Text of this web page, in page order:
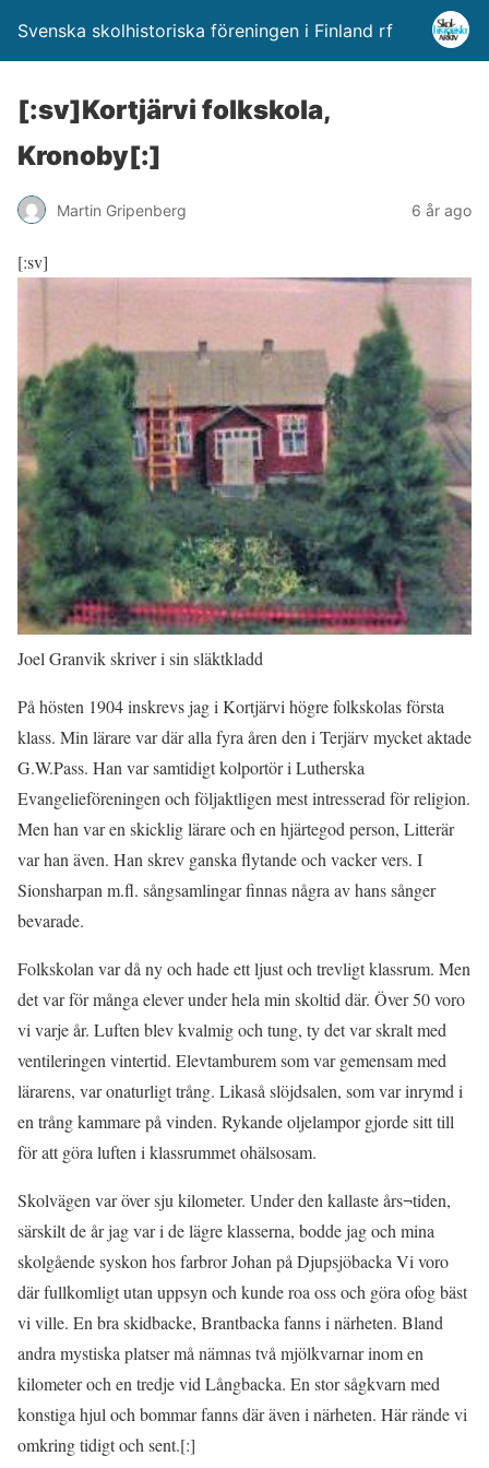
Svenska skolhistoriska föreningen i Finland rf
[:sv]Kortjärvi folkskola,
Kronoby[:]
Martin Gripenberg 6 år ago
[:sv]
Joel Granvik skriver i sin släktkladd
På hösten 1904 inskrevs jag i Kortjärvi högre folkskolas första
klass. Min lärare var där alla fyra åren den i Terjärv mycket aktade
G.W.Pass. Han var samtidigt kolportör i Lutherska
Evangelieföreningen och följaktligen mest intresserad för religion.
Men han var en skicklig lärare och en hjärtegod person, Litterär
var han även. Han skrev ganska flytande och vacker vers. I
Sionsharpan m.fl. sångsamlingar finnas några av hans sånger
bevarade.
Folkskolan var då ny och hade ett ljust och trevligt klassrum. Men
det var för många elever under hela min skoltid där. Över 50 voro
vi varje år. Luften blev kvalmig och tung, ty det var skralt med
ventileringen vintertid. Elevtamburem som var gemensam med
lärarens, var onaturligt trång. Likaså slöjdsalen, som var inrymd i
en trång kammare på vinden. Rykande oljelampor gjorde sitt till
för att göra luften i klassrummet ohälsosam.
Skolvägen var över sju kilometer. Under den kallaste års¬tiden,
särskilt de år jag var i de lägre klasserna, bodde jag och mina
skolgående syskon hos farbror Johan på Djupsjöbacka Vi voro
där fullkomligt utan uppsyn och kunde roa oss och göra ofog bäst
vi ville. En bra skidbacke, Brantbacka fanns i närheten. Bland
andra mystiska platser må nämnas två mjölkvarnar inom en
kilometer och en tredje vid Långbacka. En stor sågkvarn med
konstiga hjul och bommar fanns där även i närheten. Här rände vi
omkring tidigt och sent.[:]